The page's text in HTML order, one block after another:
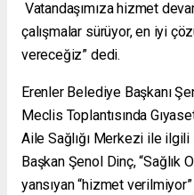
Vatandaşımıza hizmet
çalışmalar sürüyor, en iyi
vereceğiz” dedi.
Erenler Belediye Başkanı
Meclis Toplantısında
Aile Sağlığı Merkezi ile ilgili
Başkan Şenol Dinç, “Sağlık
yansıyan “hizmet